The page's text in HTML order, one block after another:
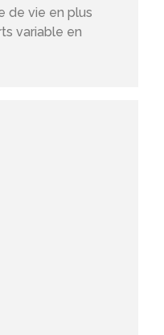
de vie en plus
variable en